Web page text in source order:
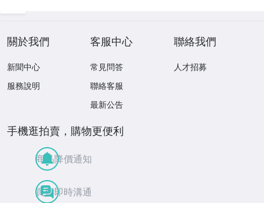
關於我們
新聞中心
服務說明
客服中心
常見問答
聯絡客服
最新公告
聯絡我們
人才招募
手機逛拍賣，購物更便利
商品降價通知
買賣即時溝通